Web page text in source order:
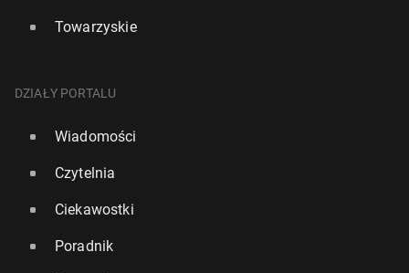
Towarzyskie
DZIAŁY PORTALU
Wiadomości
Czytelnia
Ciekawostki
Poradnik